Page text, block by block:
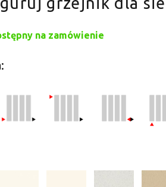
na zamówienie